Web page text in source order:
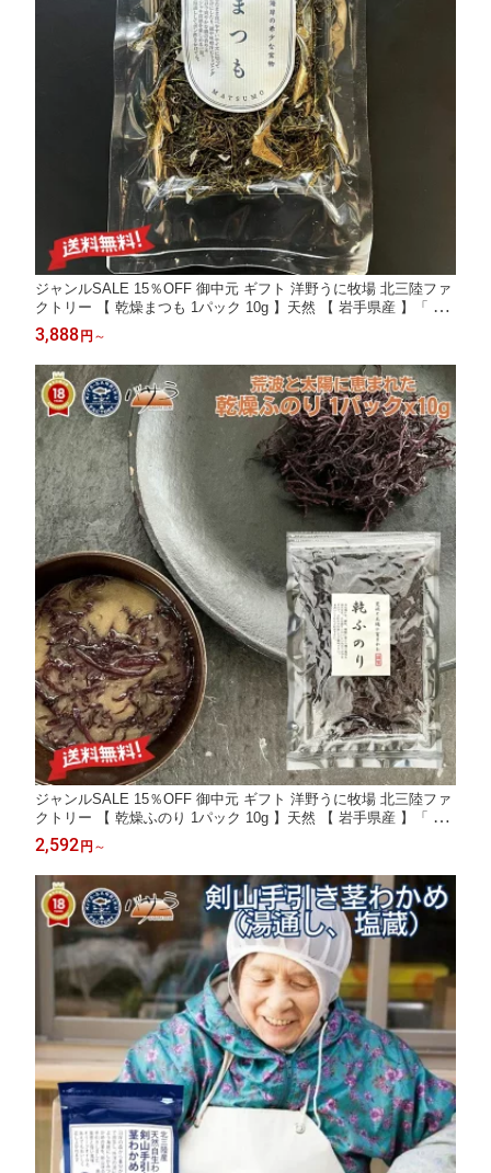
ジャンルSALE 15％OFF 御中元 ギフト 洋野うに牧場 北三陸ファ
クトリー 【 乾燥まつも 1パック 10g 】天然 【 岩手県産 】「 の
り 海苔 送料無料 お取り寄せ 海鮮 高級グルメ 高級海鮮 お取り寄
せグルメ 海鮮ギフト 食品ギフト 高級食材 」
3,888 円 ～
ジャンルSALE 15％OFF 御中元 ギフト 洋野うに牧場 北三陸ファ
クトリー 【 乾燥ふのり 1パック 10g 】天然 【 岩手県産 】「 の
り 海苔 送料無料 お取り寄せ 海鮮 高級グルメ 高級海鮮 お取り寄
せグルメ 海鮮ギフト 食品ギフト 高級食材 」
2,592 円 ～